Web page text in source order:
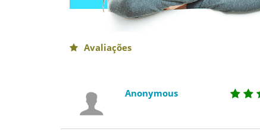
Avaliações
Anonymous